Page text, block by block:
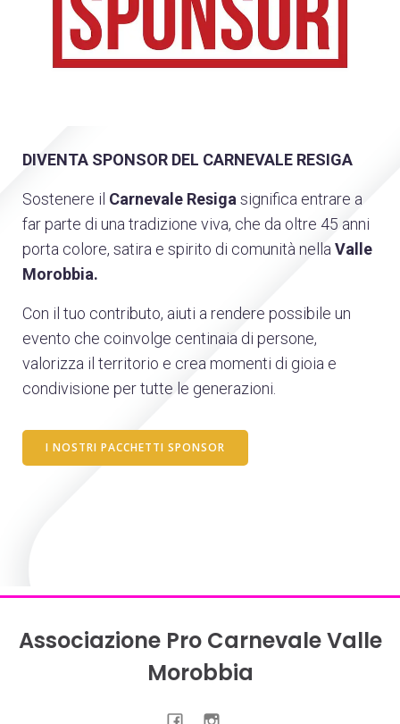
DIVENTA SPONSOR DEL CARNEVALE RESIGA
Sostenere il Carnevale Resiga significa entrare a
far parte di una tradizione viva, che da oltre 45 anni
porta colore, satira e spirito di comunità nella Valle
Morobbia.
Con il tuo contributo, aiuti a rendere possibile un
evento che coinvolge centinaia di persone,
valorizza il territorio e crea momenti di gioia e
condivisione per tutte le generazioni.
I NOSTRI PACCHETTI SPONSOR
Associazione Pro Carnevale Valle
Morobbia